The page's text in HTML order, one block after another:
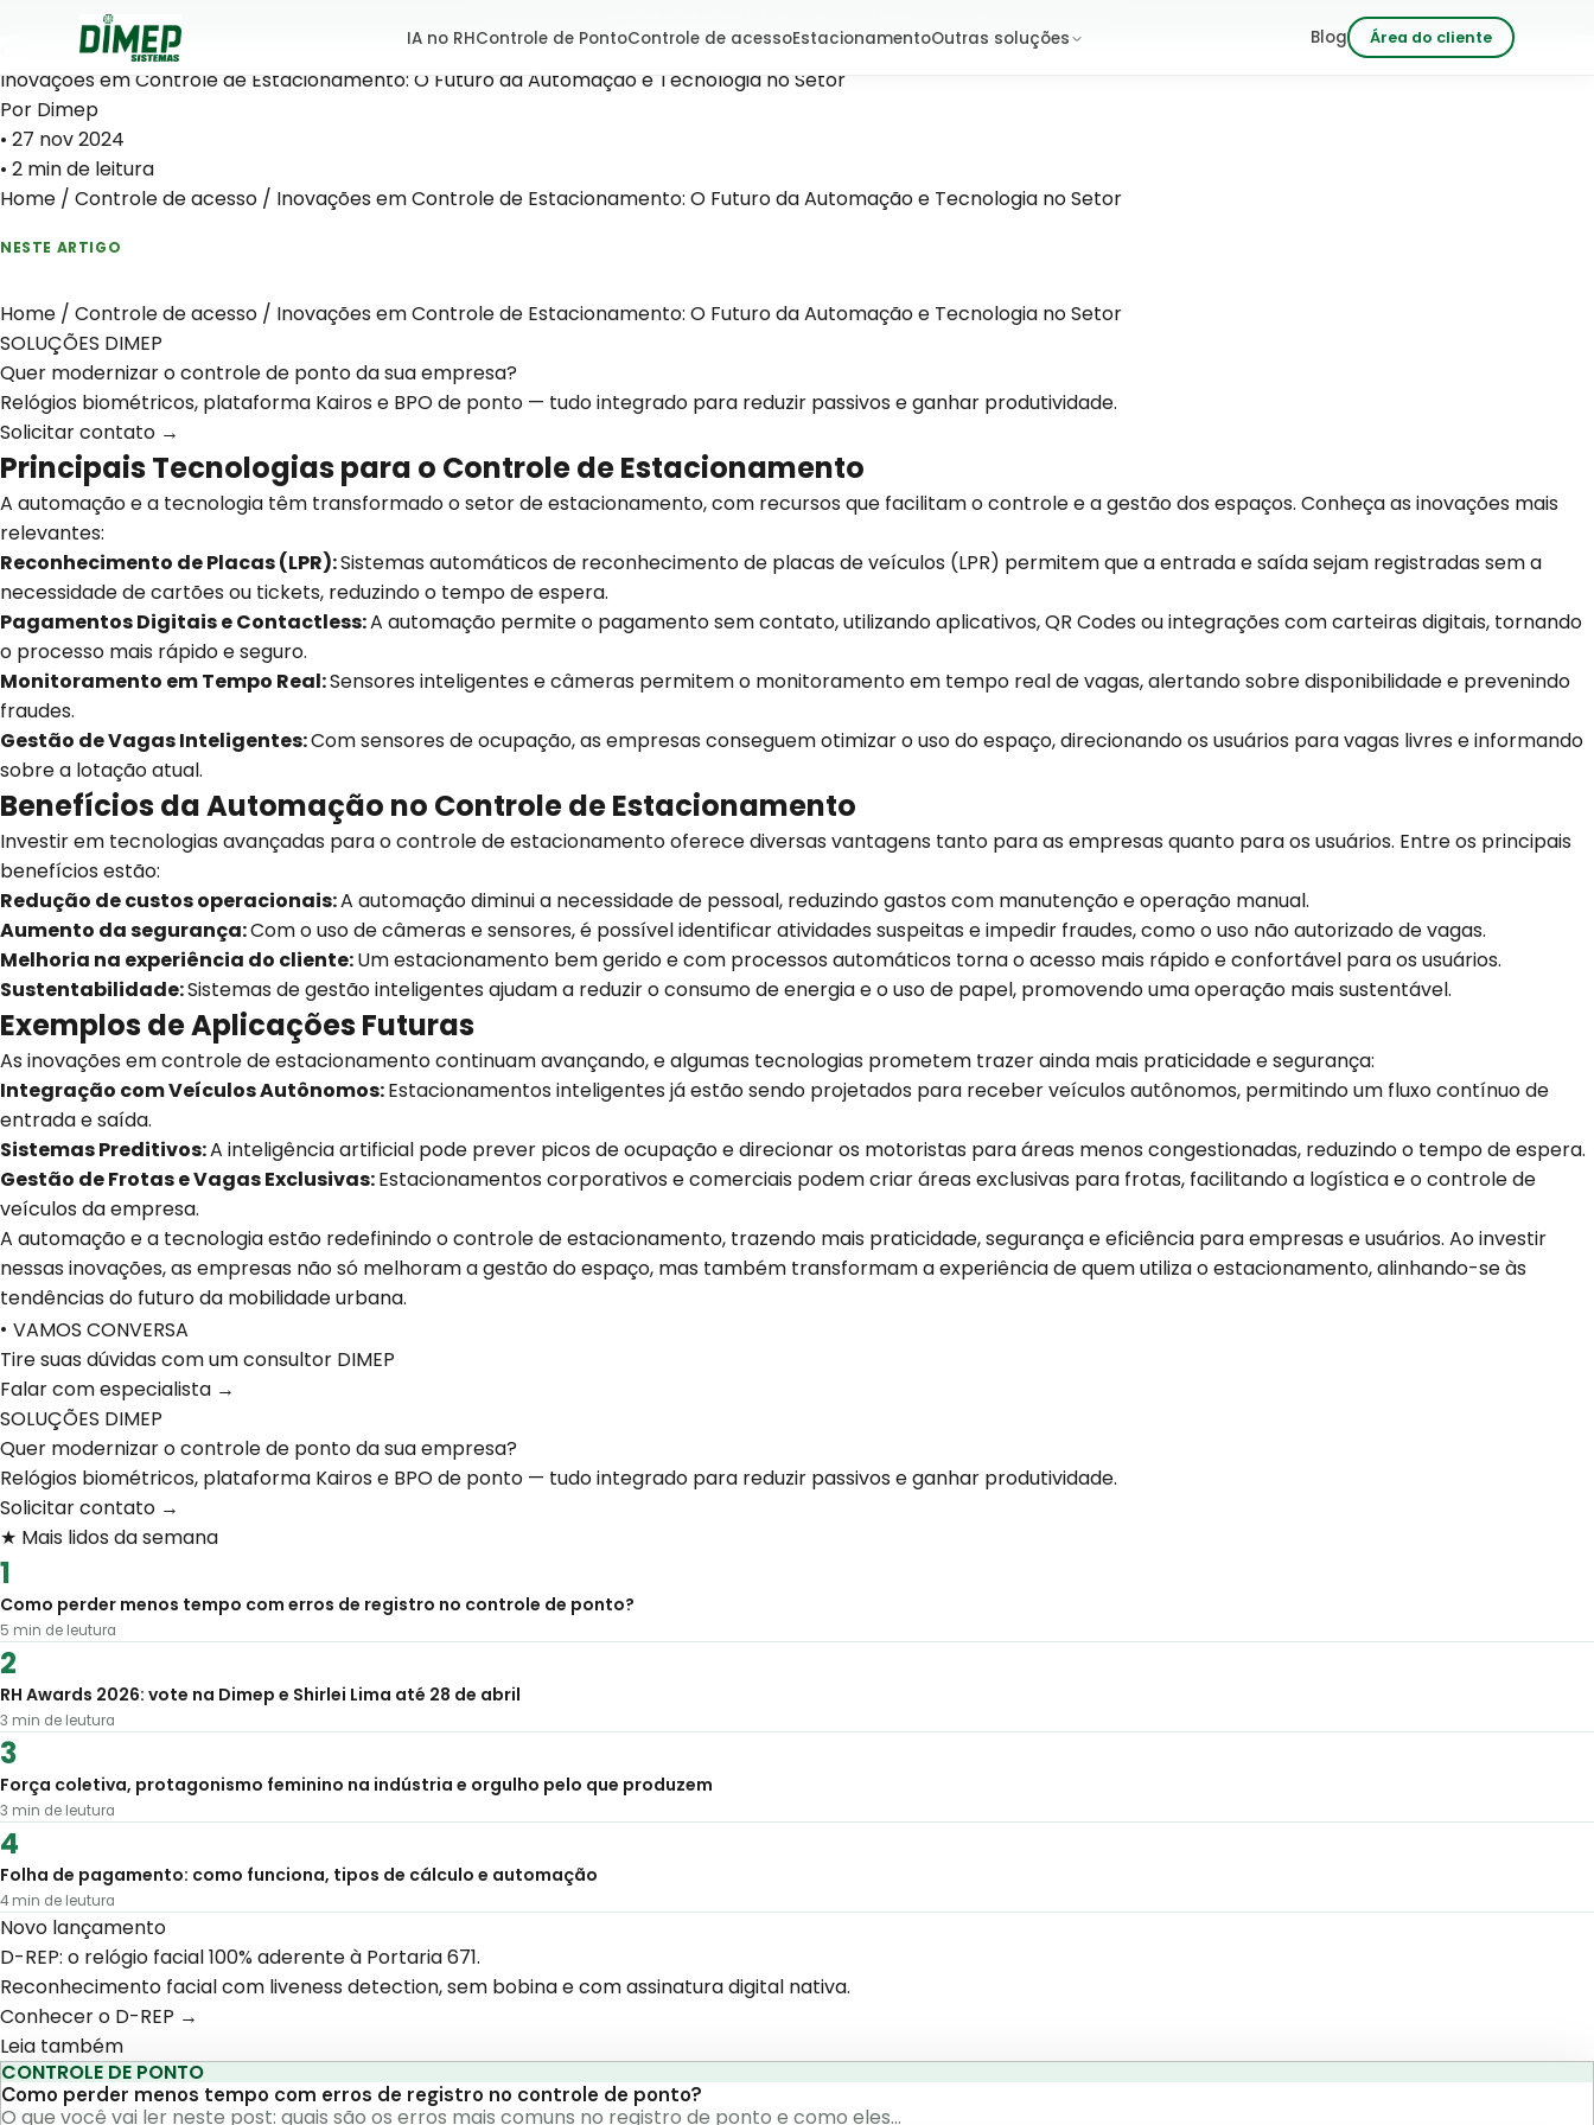
o
conteúdo
IA no RHControle de PontoControle de acessoEstacionamentoOutras soluções Blog Área do cliente
Controle de acesso
Inovações em Controle de Estacionamento: O Futuro da Automação e Tecnologia no Setor
Por Dimep
• 27 nov 2024
• 2 min de leitura
Home / Controle de acesso / Inovações em Controle de Estacionamento: O Futuro da Automação e Tecnologia no Setor
NESTE ARTIGO
Home / Controle de acesso / Inovações em Controle de Estacionamento: O Futuro da Automação e Tecnologia no Setor
SOLUÇÕES DIMEP
Quer modernizar o controle de ponto da sua empresa?
Relógios biométricos, plataforma Kairos e BPO de ponto — tudo integrado para reduzir passivos e ganhar produtividade.
Solicitar contato →
Principais Tecnologias para o Controle de Estacionamento
A automação e a tecnologia têm transformado o setor de estacionamento, com recursos que facilitam o controle e a gestão dos espaços. Conheça as inovações mais
relevantes:
Reconhecimento de Placas (LPR):Sistemas automáticos de reconhecimento de placas de veículos (LPR) permitem que a entrada e saída sejam registradas sem a
necessidade de cartões ou tickets, reduzindo o tempo de espera.
Pagamentos Digitais e Contactless:A automação permite o pagamento sem contato, utilizando aplicativos, QR Codes ou integrações com carteiras digitais, tornando
o processo mais rápido e seguro.
Monitoramento em Tempo Real:Sensores inteligentes e câmeras permitem o monitoramento em tempo real de vagas, alertando sobre disponibilidade e prevenindo
fraudes.
Gestão de Vagas Inteligentes:Com sensores de ocupação, as empresas conseguem otimizar o uso do espaço, direcionando os usuários para vagas livres e informando
sobre a lotação atual.
Benefícios da Automação no Controle de Estacionamento
Investir em tecnologias avançadas para o controle de estacionamento oferece diversas vantagens tanto para as empresas quanto para os usuários. Entre os principais
benefícios estão:
Redução de custos operacionais:A automação diminui a necessidade de pessoal, reduzindo gastos com manutenção e operação manual.
Aumento da segurança:Com o uso de câmeras e sensores, é possível identificar atividades suspeitas e impedir fraudes, como o uso não autorizado de vagas.
Melhoria na experiência do cliente:Um estacionamento bem gerido e com processos automáticos torna o acesso mais rápido e confortável para os usuários.
Sustentabilidade:Sistemas de gestão inteligentes ajudam a reduzir o consumo de energia e o uso de papel, promovendo uma operação mais sustentável.
Exemplos de Aplicações Futuras
As inovações em controle de estacionamento continuam avançando, e algumas tecnologias prometem trazer ainda mais praticidade e segurança:
Integração com Veículos Autônomos:Estacionamentos inteligentes já estão sendo projetados para receber veículos autônomos, permitindo um fluxo contínuo de
entrada e saída.
Sistemas Preditivos:A inteligência artificial pode prever picos de ocupação e direcionar os motoristas para áreas menos congestionadas, reduzindo o tempo de espera.
Gestão de Frotas e Vagas Exclusivas:Estacionamentos corporativos e comerciais podem criar áreas exclusivas para frotas, facilitando a logística e o controle de
veículos da empresa.
A automação e a tecnologia estão redefinindo o controle de estacionamento, trazendo mais praticidade, segurança e eficiência para empresas e usuários. Ao investir
nessas inovações, as empresas não só melhoram a gestão do espaço, mas também transformam a experiência de quem utiliza o estacionamento, alinhando-se às
tendências do futuro da mobilidade urbana.
• VAMOS CONVERSA
Tire suas dúvidas com um consultor DIMEP
Falar com especialista →
SOLUÇÕES DIMEP
Quer modernizar o controle de ponto da sua empresa?
Relógios biométricos, plataforma Kairos e BPO de ponto — tudo integrado para reduzir passivos e ganhar produtividade.
Solicitar contato →
★ Mais lidos da semana
Como perder menos tempo com erros de registro no controle de ponto?
5 min de leutura
RH Awards 2026: vote na Dimep e Shirlei Lima até 28 de abril
3 min de leutura
Força coletiva, protagonismo feminino na indústria e orgulho pelo que produzem
3 min de leutura
Folha de pagamento: como funciona, tipos de cálculo e automação
4 min de leutura
Novo lançamento
D-REP: o relógio facial 100% aderente à Portaria 671.
Reconhecimento facial com liveness detection, sem bobina e com assinatura digital nativa.
Conhecer o D-REP →
Leia também
CONTROLE DE PONTO
Como perder menos tempo com erros de registro no controle de ponto?
O que você vai ler neste post: quais são os erros mais comuns no registro de ponto e como eles…